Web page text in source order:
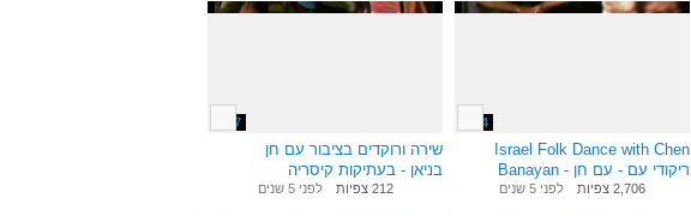
9:14
Israel Folk Dance with Chen
Banayan - ריקודי עם - עם חן
2,706 צפיות לפני 5 שנים
1:37
שירה ורוקדים בציבור עם חן
בניאן - בעתיקות קיסריה
212 צפיות לפני 5 שנים